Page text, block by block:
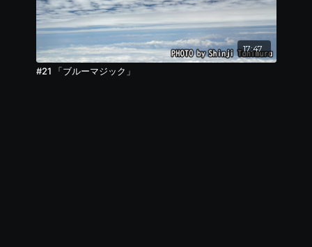
17:47
#21 「ブルーマジック」